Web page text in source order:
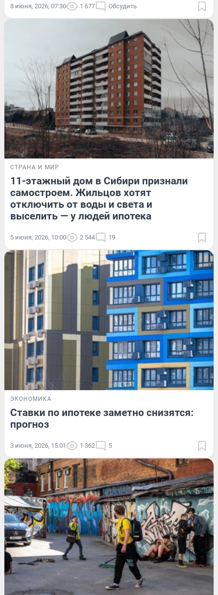
8 июня, 2026, 07:30 1 677 Обсудить
СТРАНА И МИР
11-этажный дом в Сибири признали
самостроем. Жильцов хотят
отключить от воды и света и
выселить — у людей ипотека
5 июня, 2026, 10:00 2 544 19
ЭКОНОМИКА
Ставки по ипотеке заметно снизятся:
прогноз
3 июня, 2026, 15:01 1 362 5